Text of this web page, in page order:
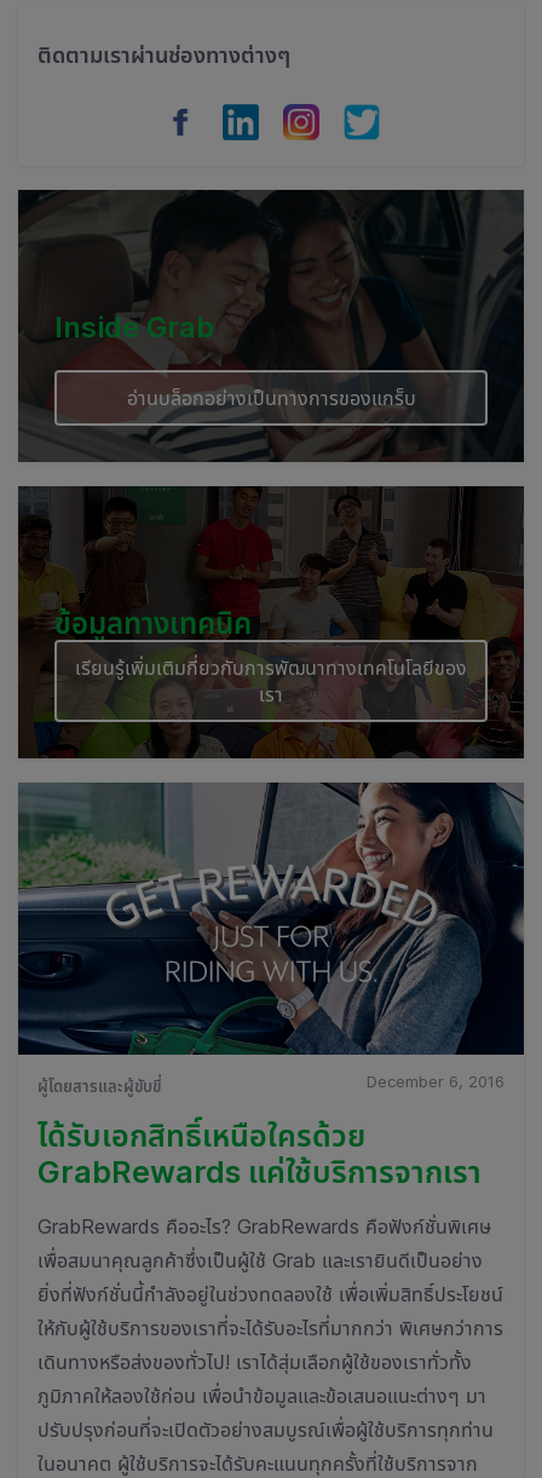
Cambodia
ติดตามเราผ่านช่องทางต่างๆ
Inside Grab
อ่านบล็อกอย่างเป็นทางการของแกร็บ
ข้อมูลทางเทคนิค
เรียนรู้เพิ่มเติมกี่ยวกับการพัฒนาทางเทคโนโลยีของ
เรา
ผู้โดยสารและผู้ขับขี่ December 6, 2016
ได้รับเอกสิทธิ์เหนือใครด้วย
GrabRewards แค่ใช้บริการจากเรา
GrabRewards คืออะไร? GrabRewards คือฟังก์ชั่นพิเศษ
เพื่อสมนาคุณลูกค้าซึ่งเป็นผู้ใช้ Grab และเรายินดีเป็นอย่าง
ยิ่งที่ฟังก์ชั่นนี้กำลังอยู่ในช่วงทดลองใช้ เพื่อเพิ่มสิทธิ์ประโยชน์
ให้กับผู้ใช้บริการของเราที่จะได้รับอะไรที่มากกว่า พิเศษกว่าการ
เดินทางหรือส่งของทั่วไป! เราได้สุ่มเลือกผู้ใช้ของเราทั่วทั้ง
ภูมิภาคให้ลองใช้ก่อน เพื่อนำข้อมูลและข้อเสนอแนะต่างๆ มา
ปรับปรุงก่อนที่จะเปิดตัวอย่างสมบูรณ์เพื่อผู้ใช้บริการทุกท่าน
ในอนาคต ผู้ใช้บริการจะได้รับคะแนนทุกครั้งที่ใช้บริการจาก